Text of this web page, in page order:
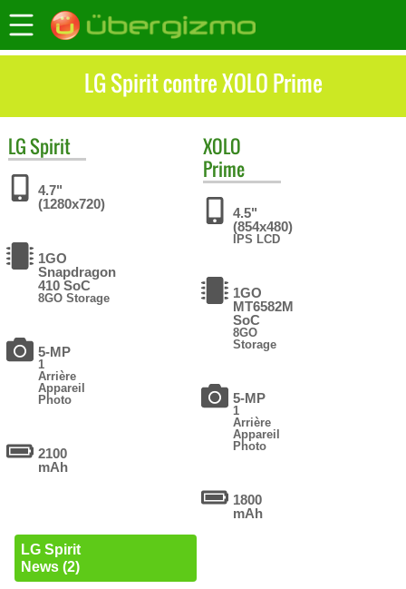
LG Spirit contre XOLO Prime
LGSpirit
4.7"
(1280x720)
1GO
Snapdragon
410 SoC
8GO Storage
5-MP
1
Arrière
Appareil
Photo
2100
mAh
LG Spirit
News (2)
XOLO
Prime
4.5"
(854x480)
IPS LCD
1GO
MT6582M
SoC
8GO
Storage
5-MP
1
Arrière
Appareil
Photo
1800
mAh